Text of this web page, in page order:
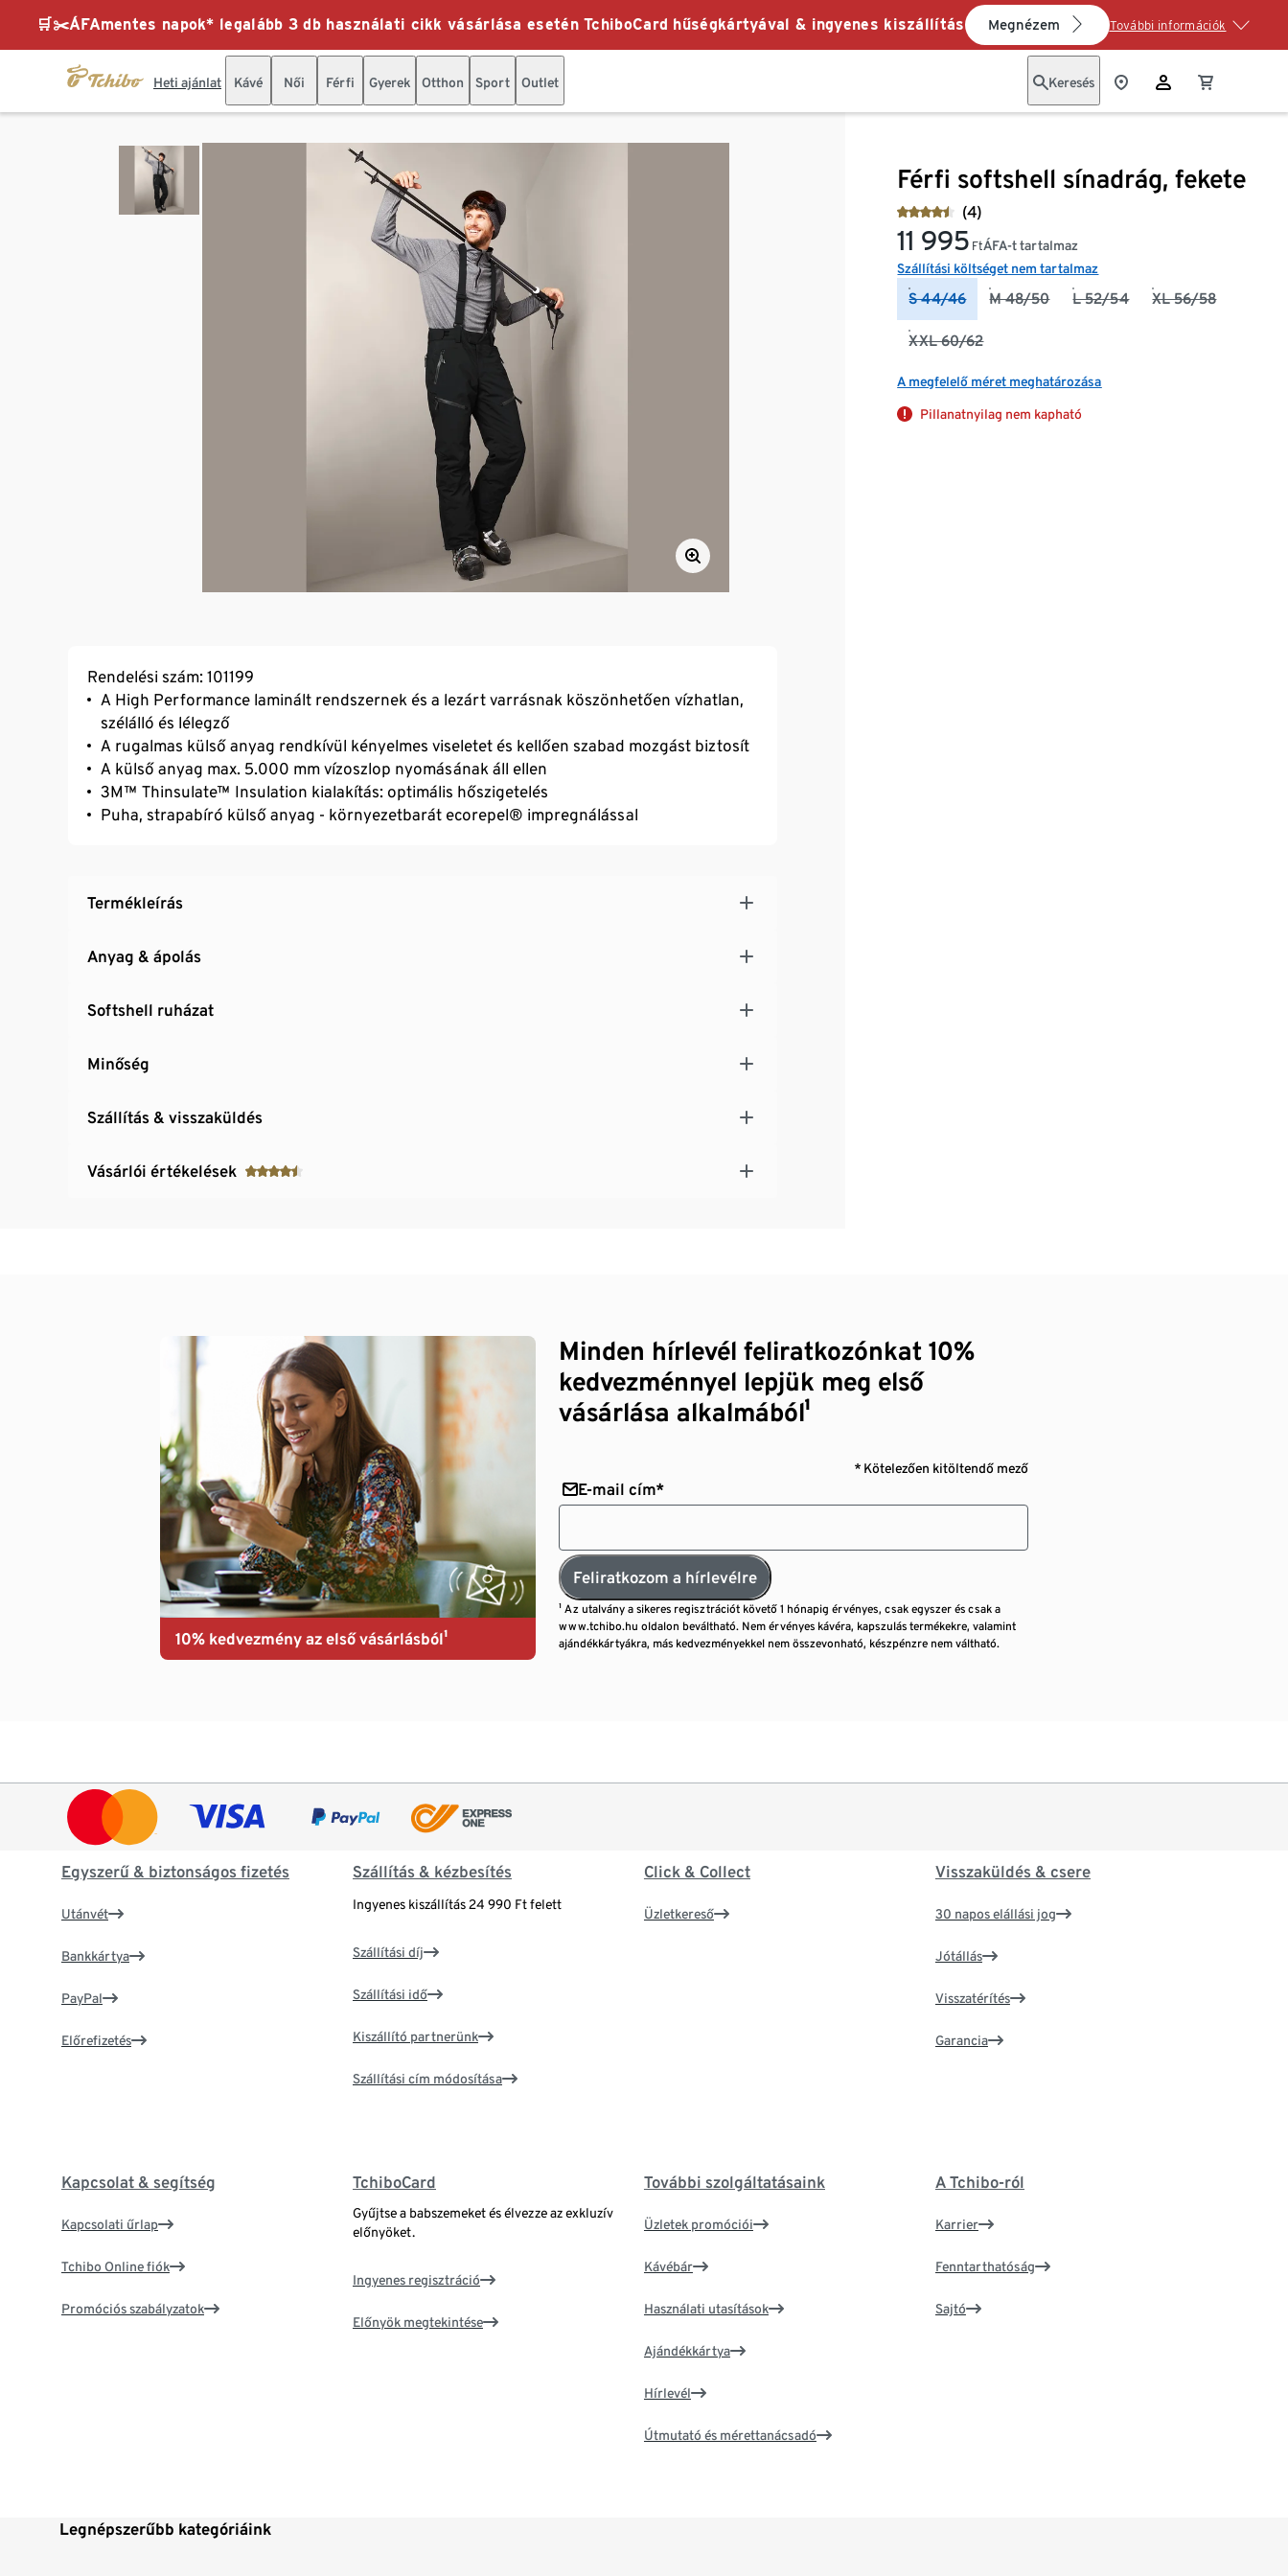
🛒✂️ÁFAmentes napok* legalább 3 db használati cikk vásárlása esetén TchiboCard hűségkártyával & ingyenes kiszállítás Megnézem További információk
Heti ajánlat Kávé Női Férfi Gyerek Otthon Sport Outlet Keresés
Férfi softshell sínadrág, fekete
(4)
11 995 FtÁFA-t tartalmaz
Szállítási költséget nem tartalmaz
S 44/46 M 48/50 L 52/54 XL 56/58
XXL 60/62
A megfelelő méret meghatározása
Pillanatnyilag nem kapható
Rendelési szám: 101199
A High Performance laminált rendszernek és a lezárt varrásnak köszönhetően vízhatlan,
szélálló és lélegző
A rugalmas külső anyag rendkívül kényelmes viseletet és kellően szabad mozgást biztosít
A külső anyag max. 5.000 mm vízoszlop nyomásának áll ellen
3M™ Thinsulate™ Insulation kialakítás: optimális hőszigetelés
Puha, strapabíró külső anyag - környezetbarát ecorepel® impregnálással
Termékleírás
Anyag & ápolás
Softshell ruházat
Minőség
Szállítás & visszaküldés
Vásárlói értékelések
10% kedvezmény az első vásárlásból¹
Minden hírlevél feliratkozónkat 10%
kedvezménnyel lepjük meg első
vásárlása alkalmából¹
* Kötelezően kitöltendő mező
E-mail cím*
Feliratkozom a hírlevélre
¹ Az utalvány a sikeres regisztrációt követő 1 hónapig érvényes, csak egyszer és csak a
www.tchibo.hu oldalon beváltható. Nem érvényes kávéra, kapszulás termékekre, valamint
ajándékkártyákra, más kedvezményekkel nem összevonható, készpénzre nem váltható.
Egyszerű & biztonságos fizetés
Utánvét
Bankkártya
PayPal
Előrefizetés
Szállítás & kézbesítés
Ingyenes kiszállítás 24 990 Ft felett
Szállítási díj
Szállítási idő
Kiszállító partnerünk
Szállítási cím módosítása
Click & Collect
Üzletkereső
Visszaküldés & csere
30 napos elállási jog
Jótállás
Visszatérítés
Garancia
Kapcsolat & segítség
Kapcsolati űrlap
Tchibo Online fiók
Promóciós szabályzatok
TchiboCard
Gyűjtse a babszemeket és élvezze az exkluzív
előnyöket.
Ingyenes regisztráció
Előnyök megtekintése
További szolgáltatásaink
Üzletek promóciói
Kávébár
Használati utasítások
Ajándékkártya
Hírlevél
Útmutató és mérettanácsadó
A Tchibo-ról
Karrier
Fenntarthatóság
Sajtó
Legnépszerűbb kategóriáink